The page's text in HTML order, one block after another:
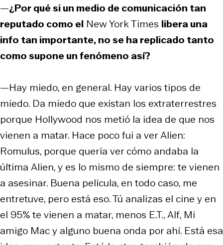
—¿Por qué si un medio de comunicación tan
reputado como el New York Times libera una
info tan importante, no se ha replicado tanto
como supone un fenómeno así?
—Hay miedo, en general. Hay varios tipos de
miedo. Da miedo que existan los extraterrestres
porque Hollywood nos metió la idea de que nos
vienen a matar. Hace poco fui a verAlien:
Romulus, porque quería ver cómo andaba la
última Alien, y es lo mismo de siempre: te vienen
a asesinar. Buena película, en todo caso, me
entretuve, pero está eso. Tú analizas el cine y en
el 95% te vienen a matar, menos E.T.,Alf, Mi
amigo Macy alguno buena onda por ahí. Está esa